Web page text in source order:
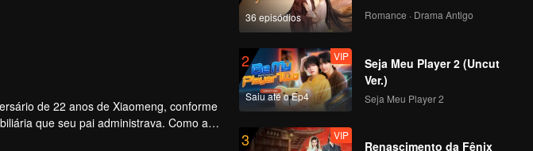
de 22 anos de Xiaomeng, conforme
que seu pai administrava. Como a
entrou no Grupo Shenghai e lutou
36 episódios Romance · Drama Antigo
2
Saiu até o Ep4
VIP
Seja Meu Player 2 (Uncut
Ver.)
Seja Meu Player 2
3 VIP
Renascimento da Fênix